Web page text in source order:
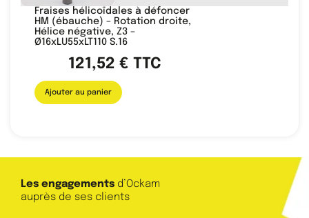
Fraises hélicoïdales à défoncer
HM (ébauche) – Rotation droite,
Hélice négative, Z3 –
Ø16xLU55xLT110 S.16
121,52 € TTC
Ajouter au panier
Les engagements d’Ockam
auprès de ses clients